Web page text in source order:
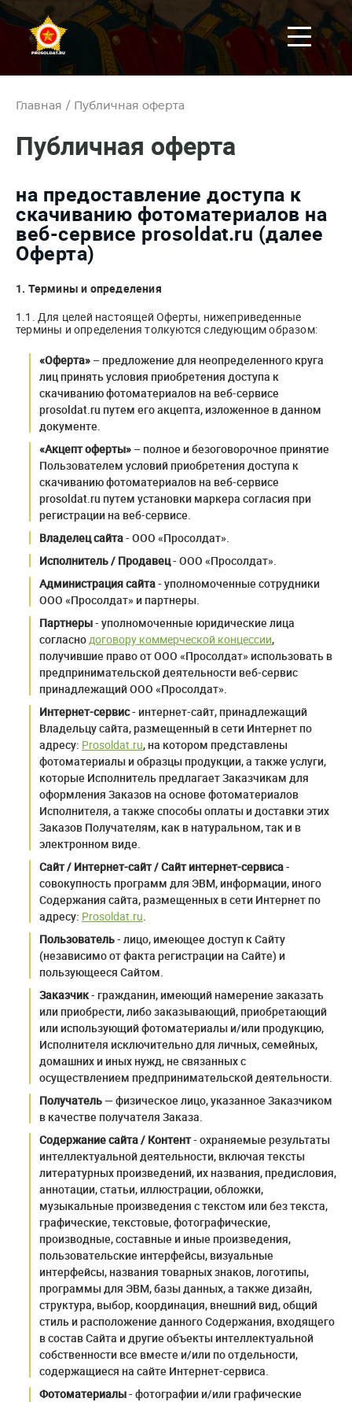
Главная / Публичная оферта
Публичная оферта
на предоставление доступа к
скачиванию фотоматериалов на
веб-сервисе prosoldat.ru (далее
Оферта)
1. Термины и определения
1.1. Для целей настоящей Оферты, нижеприведенные
термины и определения толкуются следующим образом:
«Оферта» – предложение для неопределенного круга
лиц принять условия приобретения доступа к
скачиванию фотоматериалов на веб-сервисе
prosoldat.ru путем его акцепта, изложенное в данном
документе.
«Акцепт оферты» – полное и безоговорочное принятие
Пользователем условий приобретения доступа к
скачиванию фотоматериалов на веб-сервисе
prosoldat.ru путем установки маркера согласия при
регистрации на веб-сервисе.
Владелец сайта- ООО «Просолдат».
Исполнитель / Продавец- ООО «Просолдат».
Администрация сайта- уполномоченные сотрудники
ООО «Просолдат» и партнеры.
Партнеры- уполномоченные юридические лица
согласнодоговору коммерческой концессии,
получившие право от ООО «Просолдат» использовать в
предпринимательской деятельности веб-сервис
принадлежащий ООО «Просолдат».
Интернет-сервис- интернет-сайт, принадлежащий
Владельцу сайта, размещенный в сети Интернет по
адресу: Prosoldat.ru, на котором представлены
фотоматериалы и образцы продукции, а также услуги,
которые Исполнитель предлагает Заказчикам для
оформления Заказов на основе фотоматериалов
Исполнителя, а также способы оплаты и доставки этих
Заказов Получателям, как в натуральном, так и в
электронном виде.
Сайт / Интернет-сайт / Сайт интернет-сервиса-
совокупность программ для ЭВМ, информации, иного
Содержания сайта, размещенных в сети Интернет по
адресу: Prosoldat.ru.
Пользователь- лицо, имеющее доступ к Сайту
(независимо от факта регистрации на Сайте) и
пользующееся Сайтом.
Заказчик- гражданин, имеющий намерение заказать
или приобрести, либо заказывающий, приобретающий
или использующий фотоматериалы и/или продукцию,
Исполнителя исключительно для личных, семейных,
домашних и иных нужд, не связанных с
осуществлением предпринимательской деятельности.
Получатель — физическое лицо, указанное Заказчиком
в качестве получателя Заказа.
Содержание сайта / Контент- охраняемые результаты
интеллектуальной деятельности, включая тексты
литературных произведений, их названия, предисловия,
аннотации, статьи, иллюстрации, обложки,
музыкальные произведения с текстом или без текста,
графические, текстовые, фотографические,
производные, составные и иные произведения,
пользовательские интерфейсы, визуальные
интерфейсы, названия товарных знаков, логотипы,
программы для ЭВМ, базы данных, а также дизайн,
структура, выбор, координация, внешний вид, общий
стиль и расположение данного Содержания, входящего
в состав Сайта и другие объекты интеллектуальной
собственности все вместе и/или по отдельности,
содержащиеся на сайте Интернет-сервиса.
Фотоматериалы- фотографии и/или графические